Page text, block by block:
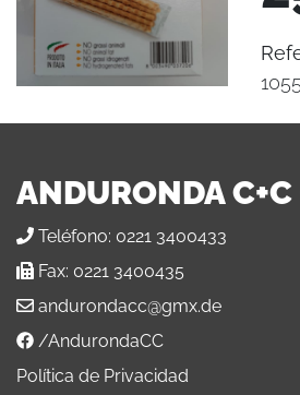
ANDURONDA
Teléfono: 0221 3400433
Fax: 0221 3400435
andurondacc@gmx.de
/AndurondaCC
Política de Privacidad